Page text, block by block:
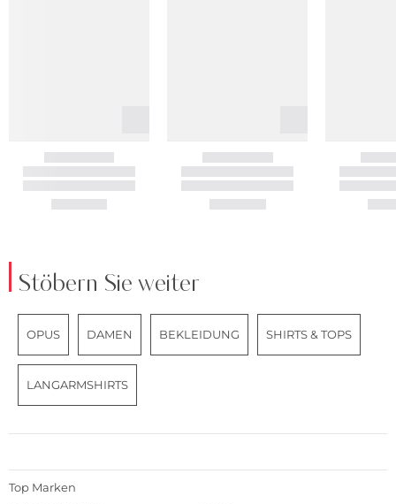
Stöbern Sie weiter
OPUS DAMEN BEKLEIDUNG SHIRTS & TOPS
LANGARMSHIRTS
Top Marken